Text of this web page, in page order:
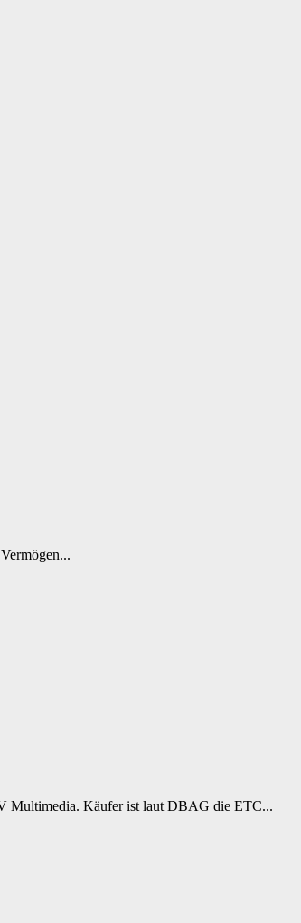
Multimedia. Käufer ist laut DBAG die ETC...